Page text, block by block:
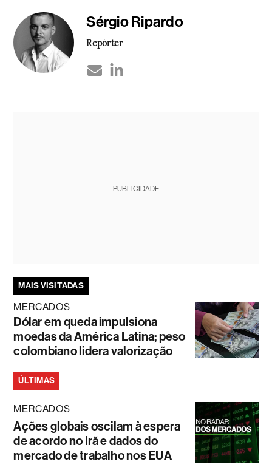
Sérgio Ripardo
Repórter
PUBLICIDADE
MAIS VISITADAS
MERCADOS
Dólar em queda impulsiona
moedas da América Latina; peso
colombiano lidera valorização
ÚLTIMAS
MERCADOS
Ações globais oscilam à espera
de acordo no Irã e dados do
mercado de trabalho nos EUA